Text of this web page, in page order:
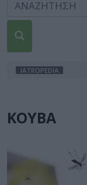
IATROPEDIA
ΚΟΥΒΑ